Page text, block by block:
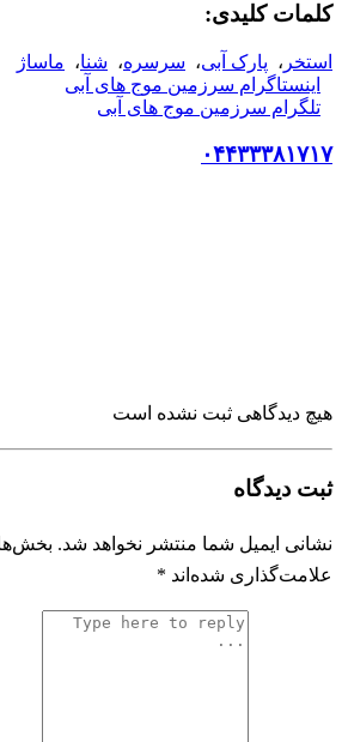
کلمات کلیدی:
استخر ، پارک آبی، سرسره، شنا، ماساژ
اینستاگرام سرزمین موج های آبی
تلگرام سرزمین موج های آبی
۰۴۴۳۳۳۸۱۷۱۷
هیچ دیدگاهی ثبت نشده است
ثبت دیدگاه
نشانی ایمیل شما منتشر نخواهد شد.
علامت‌گذاری شده‌اند *